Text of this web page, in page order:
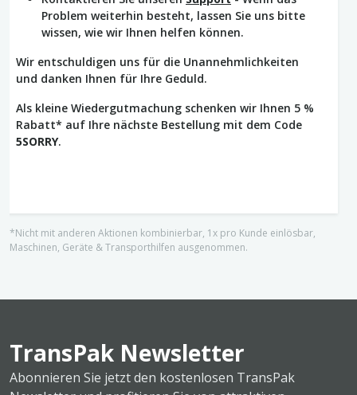
Problem weiterhin besteht, lassen Sie uns bitte
wissen, wie wir Ihnen helfen können.
Wir entschuldigen uns für die Unannehmlichkeiten
und danken Ihnen für Ihre Geduld.
Als kleine Wiedergutmachung schenken wir Ihnen 5 %
Rabatt* auf Ihre nächste Bestellung mit dem Code
5SORRY.
*Nicht mit anderen Aktionen kombinierbar, 1x pro Kunde einlösbar,
Maschinen, Geräte & Transporthilfen ausgenommen.
TransPak Newsletter
Abonnieren Sie jetzt den kostenlosen TransPak